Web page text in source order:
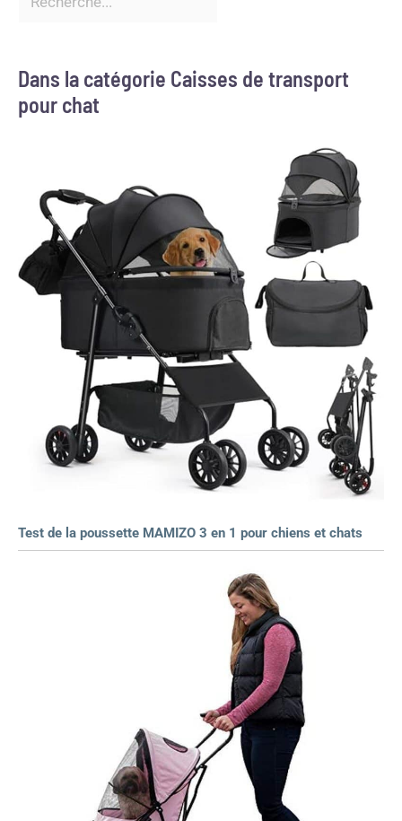
Dans la catégorie Caisses de transport
pour chat
Test de la poussette MAMIZO 3 en 1 pour chiens et chats